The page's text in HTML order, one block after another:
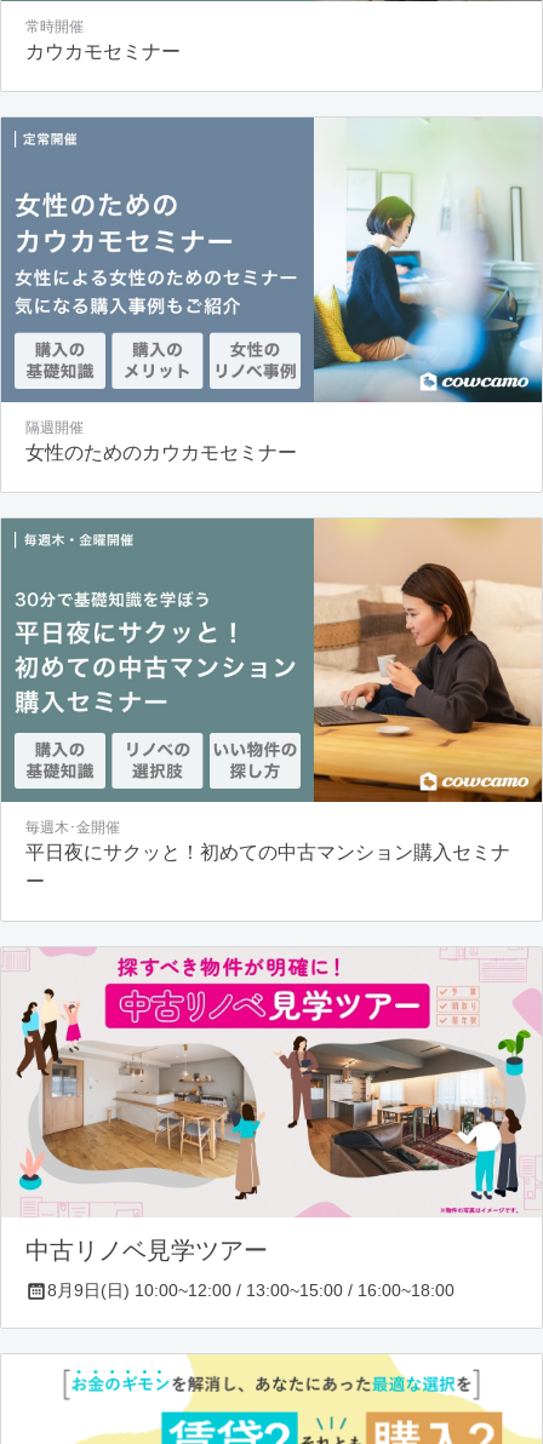
常時開催
カウカモセミナー
隔週開催
女性のためのカウカモセミナー
毎週木･金開催
平日夜にサクッと！初めての中古マンション購入セミナ
ー
中古リノベ見学ツアー
8月9日(日) 10:00~12:00 / 13:00~15:00 / 16:00~18:00